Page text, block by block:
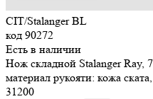
CIT/Stalanger BL
код 90272
Есть в наличии
Нож складной Stalanger Ray,
материал рукояти: кожа
31200